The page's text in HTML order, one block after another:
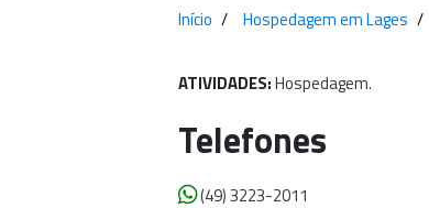
Início Hospedagem em Lages
ATIVIDADES:Hospedagem.
Telefones
(49) 3223-2011